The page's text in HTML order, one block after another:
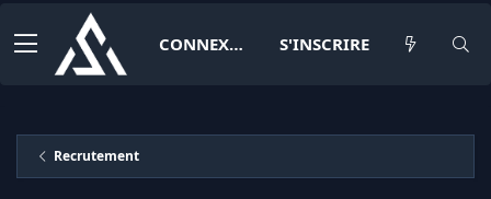
CONNEXION S'INSCRIRE
Recrutement